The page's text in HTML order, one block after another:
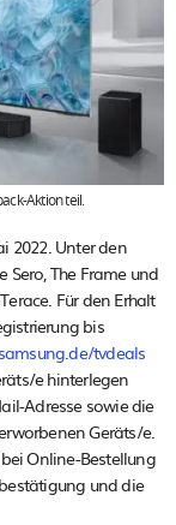
Aktion teil.
2022. Unter den
The Frame und
Für den Erhalt
bis
samsung.de/tvdeals
e hinterlegen
Adresse sowie die
Geräts/e.
Online-Bestellung
und die